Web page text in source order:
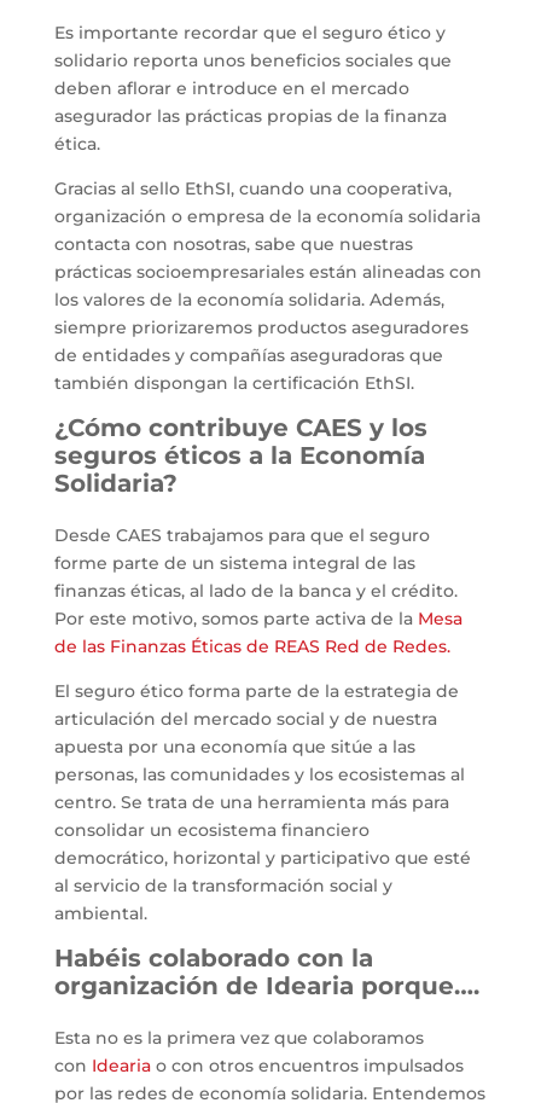
Es importante recordar que el seguro ético y
solidario reporta unos beneficios sociales que
deben aflorar e introduce en el mercado
asegurador las prácticas propias de la finanza
ética.
Gracias al sello EthSI, cuando una cooperativa,
organización o empresa de la economía solidaria
contacta con nosotras, sabe que nuestras
prácticas socioempresariales están alineadas con
los valores de la economía solidaria. Además,
siempre priorizaremos productos aseguradores
de entidades y compañías aseguradoras que
también dispongan la certificación EthSI.
¿Cómo contribuye CAES y los
seguros éticos a la Economía
Solidaria?
Desde CAES trabajamos para que el seguro
forme parte de un sistema integral de las
finanzas éticas, al lado de la banca y el crédito.
Por este motivo, somos parte activa de la Mesa
de las Finanzas Éticas de REAS Red de Redes.
El seguro ético forma parte de la estrategia de
articulación del mercado social y de nuestra
apuesta por una economía que sitúe a las
personas, las comunidades y los ecosistemas al
centro. Se trata de una herramienta más para
consolidar un ecosistema financiero
democrático, horizontal y participativo que esté
al servicio de la transformación social y
ambiental.
Habéis colaborado con la
organización de Idearia porque….
Esta no es la primera vez que colaboramos
con Ideariao con otros encuentros impulsados
por las redes de economía solidaria. Entendemos